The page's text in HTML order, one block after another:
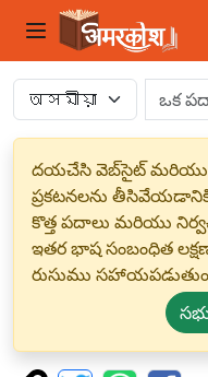
దయచేసి వెబ్‌సైట్
ప్రకటనలను
కొత్త పదాలు మరియు
ఇతర భాష సంబంధిత
రుసుము